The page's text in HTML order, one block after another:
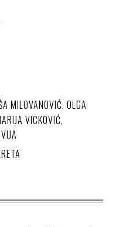
MILOVANOVIĆ, OLGA
VICKOVIĆ,